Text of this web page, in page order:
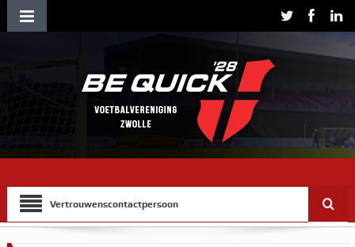
Vertrouwenscontactpersoon